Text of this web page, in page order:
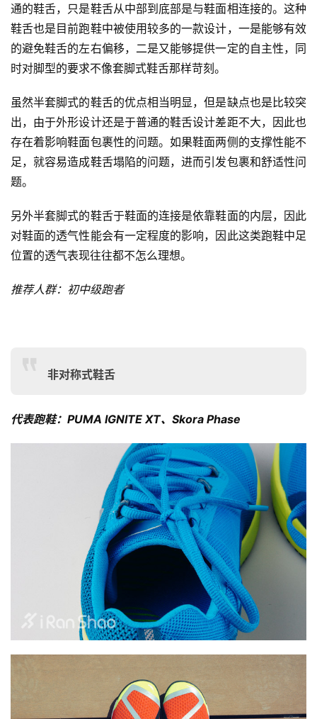
装
通的鞋舌，只是鞋舌从中部到底部是与鞋面相连接的。这种
鞋舌也是目前跑鞋中被使用较多的一款设计，一是能够有效
的避免鞋舌的左右偏移，二是又能够提供一定的自主性，同
时对脚型的要求不像套脚式鞋舌那样苛刻。
虽然半套脚式的鞋舌的优点相当明显，但是缺点也是比较突
出，由于外形设计还是于普通的鞋舌设计差距不大，因此也
存在着影响鞋面包裹性的问题。如果鞋面两侧的支撑性能不
足，就容易造成鞋舌塌陷的问题，进而引发包裹和舒适性问
题。
另外半套脚式的鞋舌于鞋面的连接是依靠鞋面的内层，因此
对鞋面的透气性能会有一定程度的影响，因此这类跑鞋中足
位置的透气表现往往都不怎么理想。
推荐人群：初中级跑者
非对称式鞋舌
代表跑鞋：PUMA IGNITE XT、Skora Phase